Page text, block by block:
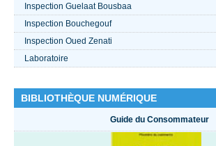
Inspection Guelaat Bousbaa
Inspection Bouchegouf
Inspection Oued Zenati
Laboratoire
BIBLIOTHÈQUE NUMÉRIQUE
Guide du Consommateur